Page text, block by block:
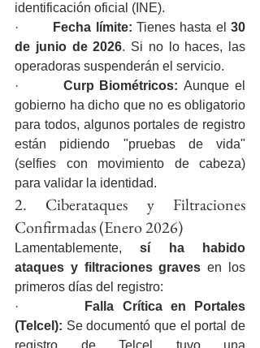
identificación oficial (INE).
·
Fecha límite: Tienes hasta el 30
de junio de 2026. Si no lo haces, las
operadoras suspenderán el servicio.
· Curp Biométricos: Aunque el
gobierno ha dicho que no es obligatorio
para todos, algunos portales de registro
están pidiendo "pruebas de vida"
(selfies con movimiento de cabeza)
para validar la identidad.
2. Ciberataques y Filtraciones
Confirmadas (Enero 2026)
Lamentablemente, sí ha habido
ataques y filtraciones graves en los
primeros días del registro:
·
Falla Crítica en Portales
(Telcel): Se documentó que el portal de
registro de Telcel tuvo una